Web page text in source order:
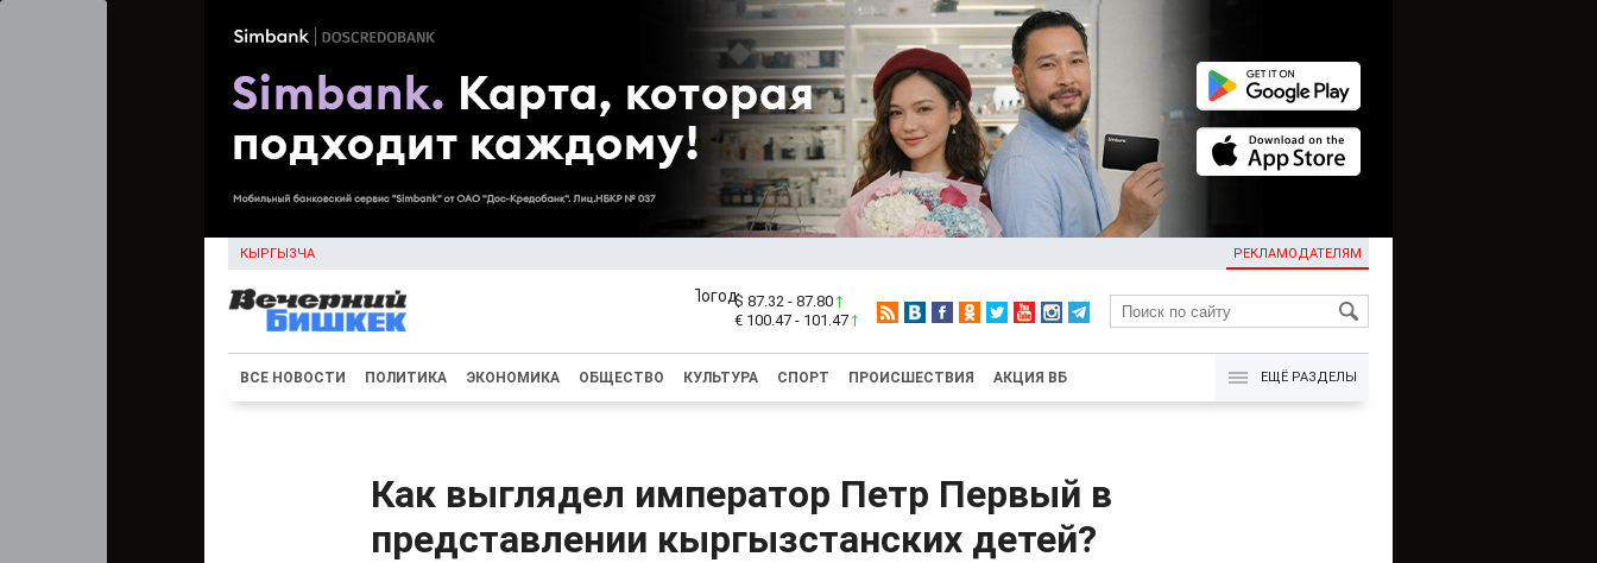
КЫРГЫЗЧА РЕКЛАМОДАТЕЛЯМ
KG
$ 87.32 - 87.80
€ 100.47 - 101.47
ВСЕ НОВОСТИ ПОЛИТИКА ЭКОНОМИКА ОБЩЕСТВО КУЛЬТУРА СПОРТ ПРОИСШЕСТВИЯ АКЦИЯ ВБ ЕЩЁ РАЗДЕЛЫ
Как выглядел император Петр Первый в
представлении кыргызстанских детей?